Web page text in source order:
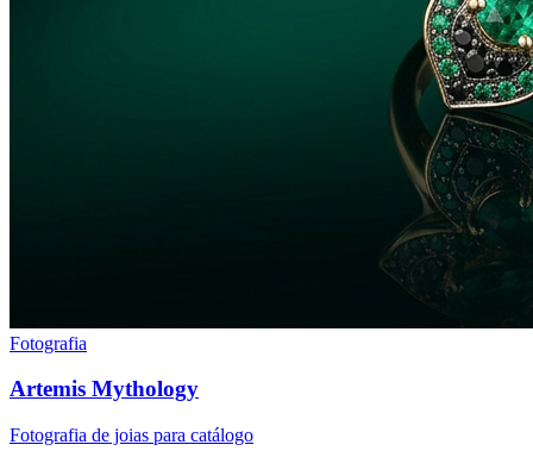
Fotografia
Artemis Mythology
Fotografia de joias para catálogo